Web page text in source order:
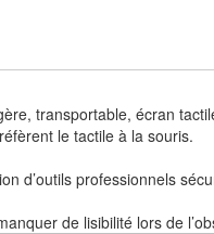
transportable, écran
le tactile à la souris.
d’outils professionnels
de lisibilité lors de